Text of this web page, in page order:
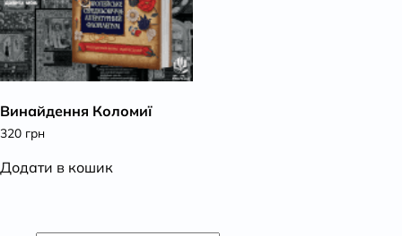
Винайдення Коломиї
320 грн
Додати в кошик